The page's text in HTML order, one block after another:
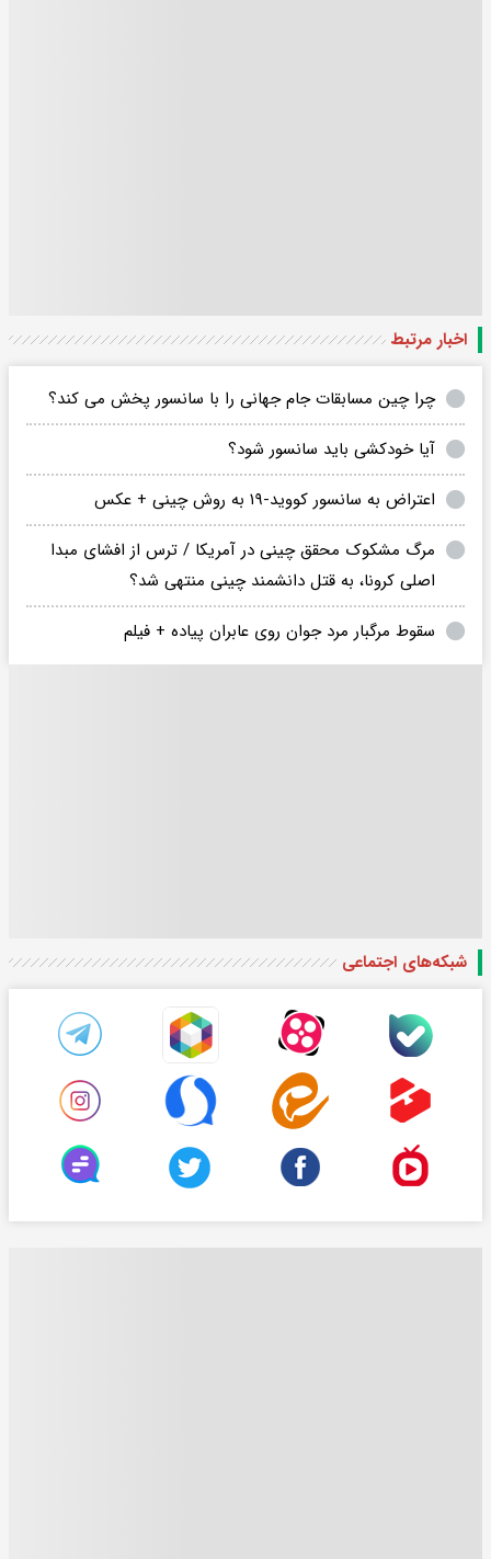
اخبار مرتبط
چرا چین مسابقات جام جهانی را با سانسور پخش می کند؟
آیا خودکشی باید سانسور شود؟
اعتراض به سانسور کووید-۱۹ به روش چینی + عکس
مرگ مشکوک محقق چینی در آمریکا / ترس از افشای مبدا
اصلی کرونا، به قتل دانشمند چینی منتهی شد؟
سقوط مرگبار مرد جوان روی عابران پیاده + فیلم
شبکه‌های اجتماعی